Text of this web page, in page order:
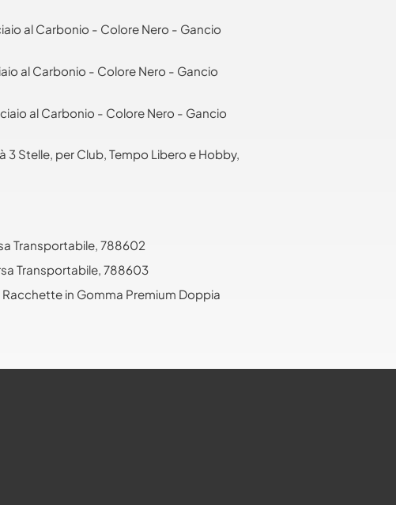
al Carbonio - Colore Nero - Gancio
al Carbonio - Colore Nero - Gancio
al Carbonio - Colore Nero - Gancio
3 Stelle, per Club, Tempo Libero e Hobby,
Transportabile, 788602
Transportabile, 788603
in Gomma Premium Doppia